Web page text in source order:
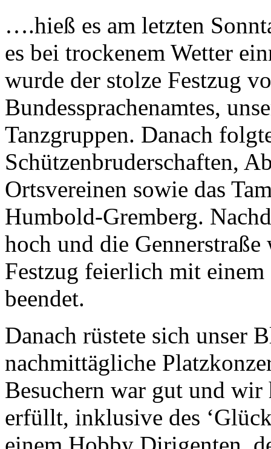
….hieß es am letzten
es bei trockenem Wetter
wurde der stolze Festzug
Bundessprachenamtes,
Tanzgruppen. Danach
Schützenbruderschaften,
Ortsvereinen sowie das
Humbold-Gremberg.
hoch und die
Festzug feierlich mit
beendet.
Danach rüstete sich unser
nachmittägliche
Besuchern war gut und
erfüllt, inklusive des